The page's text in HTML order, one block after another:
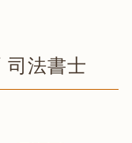
司法書士